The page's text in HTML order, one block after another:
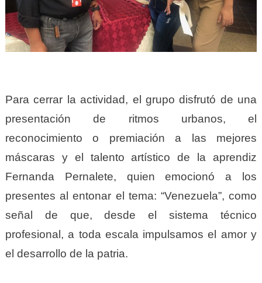
Para cerrar la actividad, el grupo disfrutó de una
presentación de ritmos urbanos, el
reconocimiento o premiación a las mejores
máscaras y el talento artístico de la aprendiz
Fernanda Pernalete, quien emocionó a los
presentes al entonar el tema: “Venezuela”, como
señal de que, desde el sistema técnico
profesional, a toda escala impulsamos el amor y
el desarrollo de la patria.